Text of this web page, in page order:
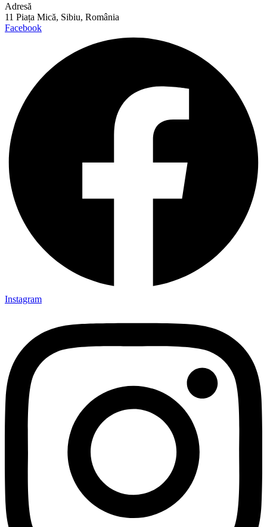
Adresă
11 Piața Mică, Sibiu, România
Facebook
Instagram